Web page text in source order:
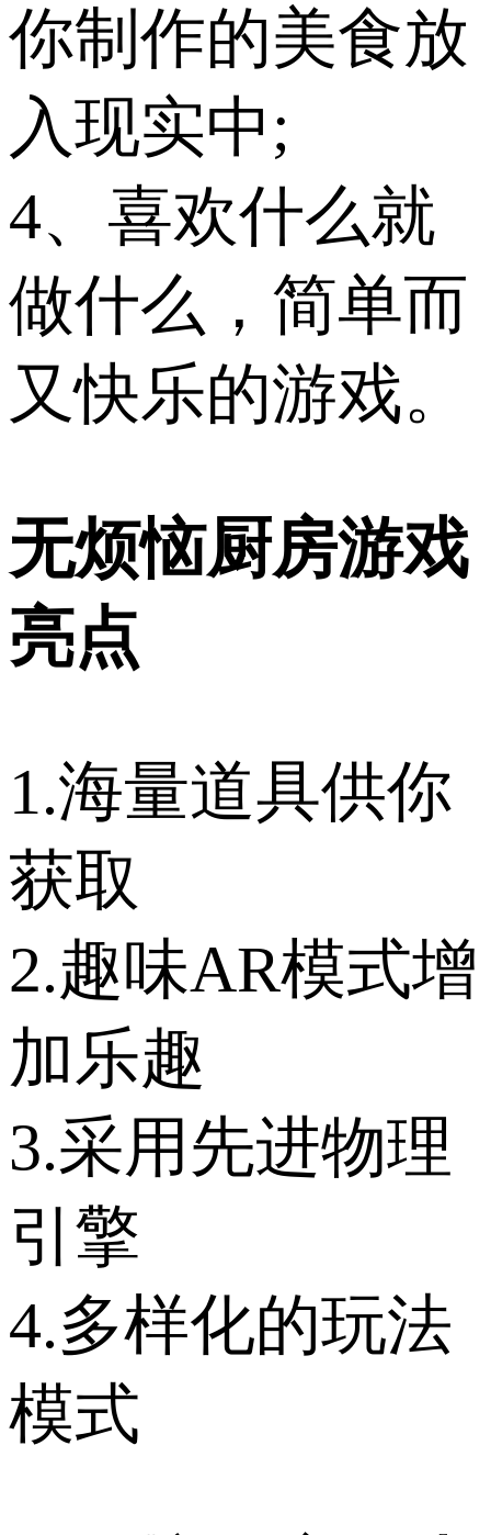
你制作的美食放
入现实中;
4、喜欢什么就
做什么，简单而
又快乐的游戏。
无烦恼厨房游戏
亮点
1.海量道具供你
获取
2.趣味AR模式增
加乐趣
3.采用先进物理
引擎
4.多样化的玩法
模式